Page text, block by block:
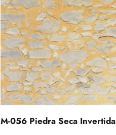
M-056 Piedra Seca Invertida